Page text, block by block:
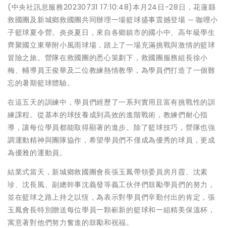
(中央社訊息服務20230731 17:10:48)本月24日-28日，花蓮縣
救國團及新城鄉救國團共同辦理一場籃球盛事震撼登場 ─ 咖哩小
子籃球夏令營。炎炎夏日，來自各鄉鎮市的國小中、高年級學生
齊聚國立東華附小風雨球場，踏上了一場充滿挑戰與激情的籃球
冒險之旅。營隊在救國團的悉心策劃下，救國團服務組長徐小
梅、輔導員王俊華及二位教練熱情教學，為學員們打造了一個難
忘的暑期籃球體驗。
在這五天的訓練中，學員們經歷了一系列實用且富有挑戰性的訓
練課程。從基本的球技養成到高效的進階戰術，教練們耐心指
導，讓每位學員都能取得顯著的進步。除了籃球技巧，營隊也強
調運動精神與團隊協作，希望學員們不僅成為優秀的球員，更成
為優雅的運動員。
結業式當天，新城鄉救國團會長張玉鳳帶領委員房月霞、沈素
珍、沈長風、副總幹事沈義發等義工伙伴們鼓勵學員們的努力，
並在籃球之路上持之以恆，為表示對學員們辛勤付出的肯定，張
玉鳳會長特別贈送每位學員一顆嶄新的籃球和一組精美保溫杯，
寓意著對他們努力奮進的鼓勵和祝福。